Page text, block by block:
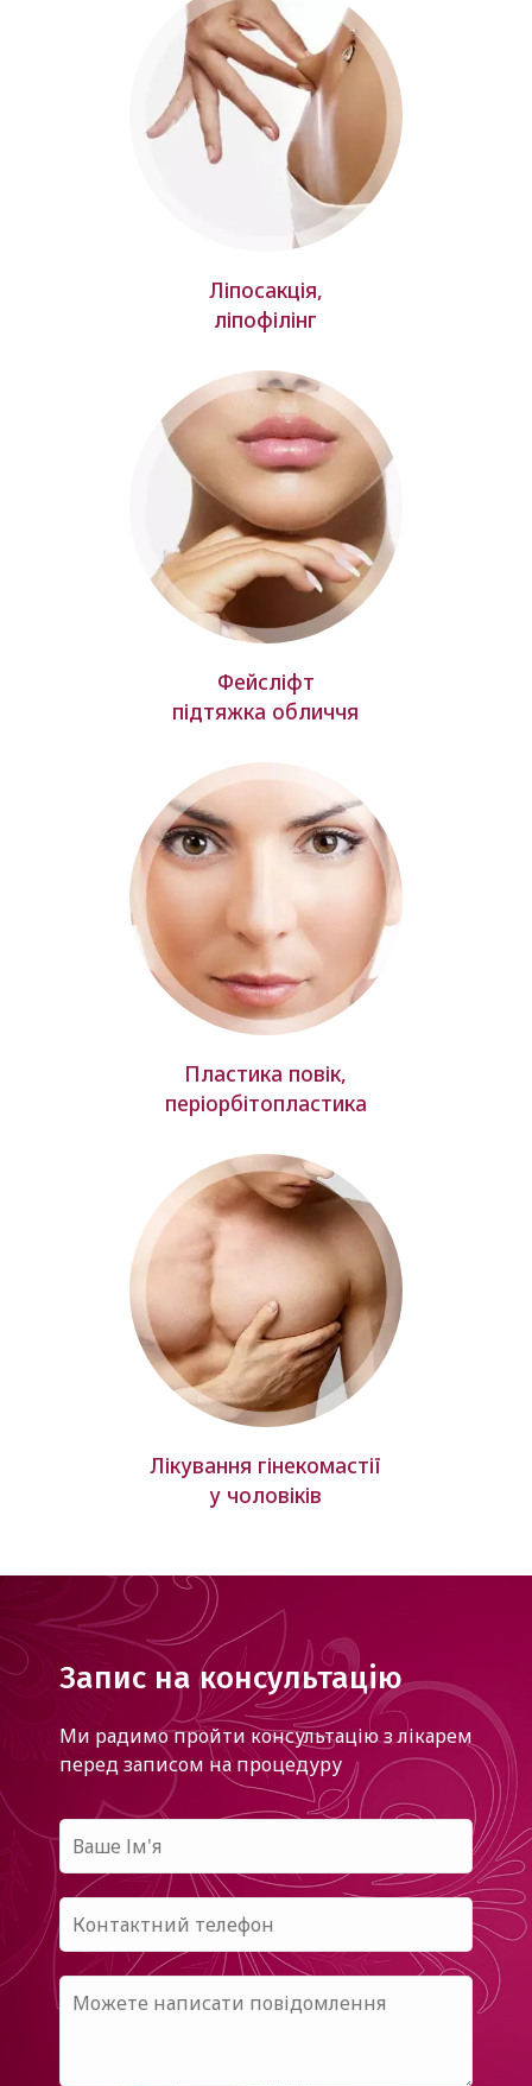
Ліпосакція,
ліпофілінг
Фейсліфт
підтяжка обличчя
Пластика повік,
періорбітопластика
Лікування гінекомастії
у чоловіків
Запис на консультацію
Ми радимо пройти консультацію з лікарем
перед записом на процедуру